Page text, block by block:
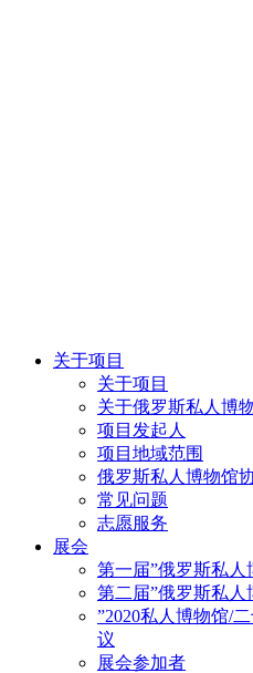
关于项目
关于项目
关于俄罗斯私人博
项目发起人
项目地域范围
俄罗斯私人博物馆
常见问题
志愿服务
展会
第一届”俄罗斯私人
第二届”俄罗斯私人
”2020私人博物馆/
议
展会参加者